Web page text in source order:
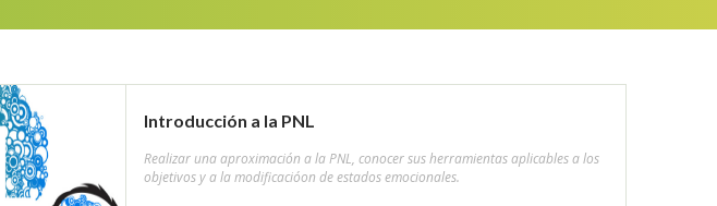
Introducción a la PNL
Realizar una aproximación a la PNL, conocer sus herramientas aplicables a los
objetivos y a la modificacióon de estados emocionales.